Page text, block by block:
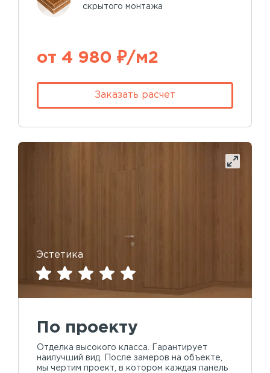
скрытого монтажа
от 4 980 ₽/м2
Заказать расчет
Эстетика
По проекту
Отделка высокого класса. Гарантирует
наилучший вид. После замеров на объекте,
мы чертим проект, в котором каждая панель